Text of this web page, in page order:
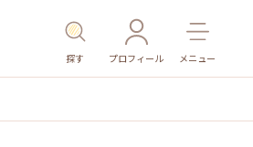
探す プロフィール メニュー